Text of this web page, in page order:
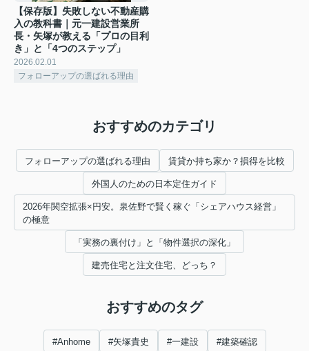
【保存版】失敗しない不動産購
入の教科書｜元一建設営業所
長・矢塚が教える「プロの目利
き」と「4つのステップ」
2026.02.01
フォローアップの選ばれる理由
おすすめのカテゴリ
フォローアップの選ばれる理由 賃貸か持ち家か？損得を比較
外国人のための日本定住ガイド
2026年関空拡張×円安。泉佐野で賢く稼ぐ「シェアハウス経営」
の極意
「実務の裏付け」と「物件選択の深化」
建売住宅と注文住宅、どっち？
おすすめのタグ
#Anhome #矢塚貴史 #一建設 #建築確認